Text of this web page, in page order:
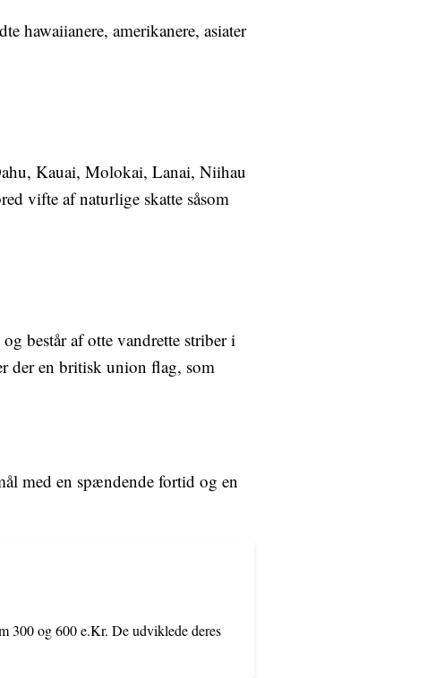
hawaiianere, amerikanere, asiater
Kauai, Molokai, Lanai, Niihau
vifte af naturlige skatte såsom
består af otte vandrette striber i
der en britisk union flag, som
med en spændende fortid og en
300 og 600 e.Kr. De udviklede deres